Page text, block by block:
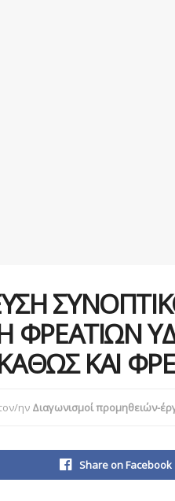
ΦΡΕΑΤΙΩΝ
ΚΑΙ
ην Διαγωνισμοί προμηθειών-
Share on Facebook